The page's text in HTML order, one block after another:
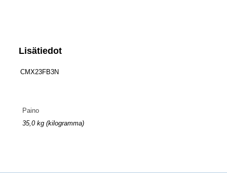
Lisätiedot
CMX23FB3N
Paino
35,0 kg (kilogramma)